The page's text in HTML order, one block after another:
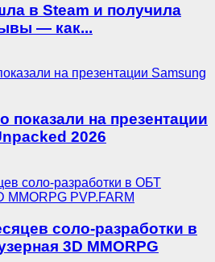
в Steam и получила
— как...
показали на презентации
2026
соло-разработки в
3D MMORPG